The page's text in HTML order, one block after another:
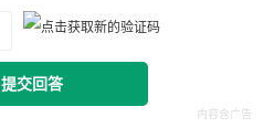
提交回答